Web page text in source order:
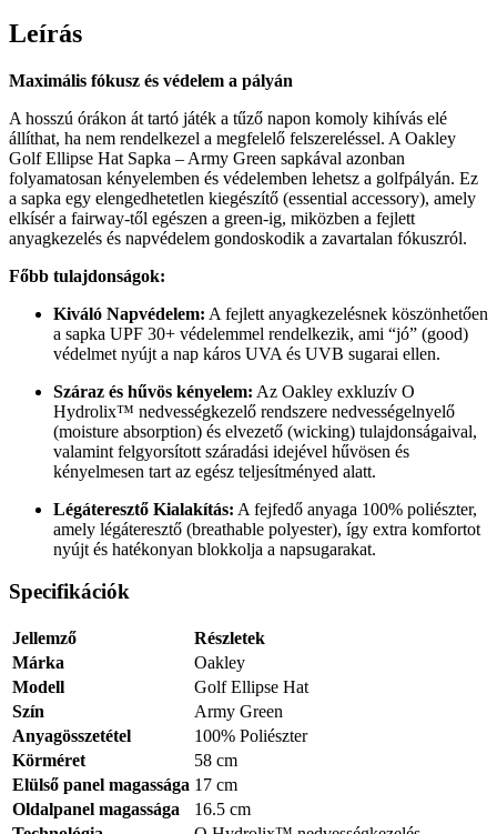
Leírás
Maximális fókusz és védelem a pályán
A hosszú órákon át tartó játék a tűző napon komoly kihívás elé
állíthat, ha nem rendelkezel a megfelelő felszereléssel. A Oakley
Golf Ellipse Hat Sapka – Army Green sapkával azonban
folyamatosan kényelemben és védelemben lehetsz a golfpályán. Ez
a sapka egy elengedhetetlen kiegészítő (essential accessory), amely
elkísér a fairway-től egészen a green-ig, miközben a fejlett
anyagkezelés és napvédelem gondoskodik a zavartalan fókuszról.
Főbb tulajdonságok:
Kiváló Napvédelem: A fejlett anyagkezelésnek köszönhetően
a sapka UPF 30+ védelemmel rendelkezik, ami “jó” (good)
védelmet nyújt a nap káros UVA és UVB sugarai ellen.
Száraz és hűvös kényelem: Az Oakley exkluzív O
Hydrolix™ nedvességkezelő rendszere nedvességelnyelő
(moisture absorption) és elvezető (wicking) tulajdonságaival,
valamint felgyorsított száradási idejével hűvösen és
kényelmesen tart az egész teljesítményed alatt.
Légáteresztő Kialakítás: A fejfedő anyaga 100% poliészter,
amely légáteresztő (breathable polyester), így extra komfortot
nyújt és hatékonyan blokkolja a napsugarakat.
Specifikációk
Jellemző
Részletek
Márka
Oakley
Modell
Golf Ellipse Hat
Szín
Army Green
Anyagösszetétel
100% Poliészter
Körméret
58 cm
Elülső panel magassága 17 cm
Oldalpanel magassága
16.5 cm